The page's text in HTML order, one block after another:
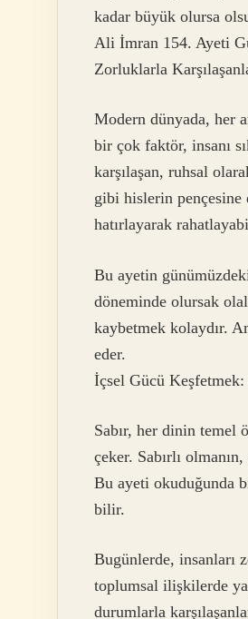
kadar büyük olursa
Ali İmran 154. Ayeti
Zorluklarla
Modern dünyada, her
bir çok faktör, insanı
karşılaşan, ruhsal
gibi hislerin pençesine
hatırlayarak
Bu ayetin
döneminde olursak
kaybetmek kolaydır.
eder.
İçsel Gücü Keşfetmek:
Sabır, her dinin temel
çeker. Sabırlı
Bu ayeti okuduğunda
bilir.
Bugünlerde, insanları
toplumsal ilişkilerde
durumlarla